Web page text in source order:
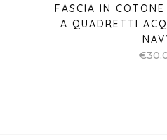
FASCIA IN
A QUADRETTI
€